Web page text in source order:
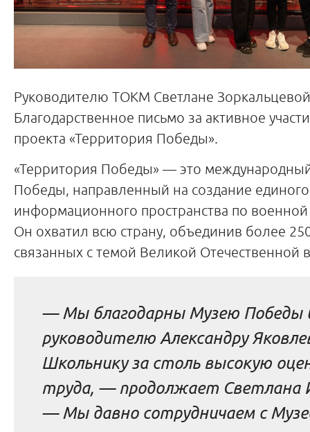
Руководителю ТОКМ Светлане
Благодарственное письмо за активное
проекта «Территория Победы».
«Территория Победы» — это
Победы, направленный на создание единого
информационного пространства по
Он охватил всю страну, объединив более
связанных с темой Великой Отечественной
— Мы благодарны Музею Победы
руководителю Александру
Школьнику за столь высокую
труда, — продолжает Светлана
— Мы давно сотрудничаем с